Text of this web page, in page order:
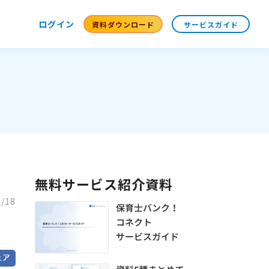
ログイン 資料ダウンロード サービスガイド
18
無料サービス紹介資料